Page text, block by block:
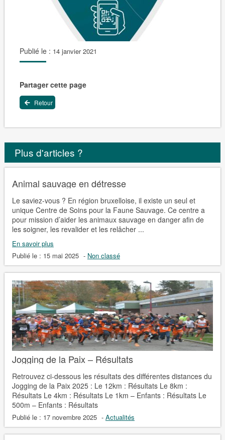
Publié le : 14 janvier 2021
Partager cette page
Retour
Plus d'articles ?
Animal sauvage en détresse
Le saviez-vous ? En région bruxelloise, il existe un seul et
unique Centre de Soins pour la Faune Sauvage. Ce centre a
pour mission d’aider les animaux sauvage en danger afin de
les soigner, les revalider et les relâcher ...
En savoir plus
Publié le : 15 mai 2025 - Non classé
Jogging de la Paix – Résultats
Retrouvez ci-dessous les résultats des différentes distances du
Jogging de la Paix 2025 : Le 12km : Résultats Le 8km :
Résultats Le 4km : Résultats Le 1km – Enfants : Résultats Le
500m – Enfants : Résultats
Publié le : 17 novembre 2025 - Actualités